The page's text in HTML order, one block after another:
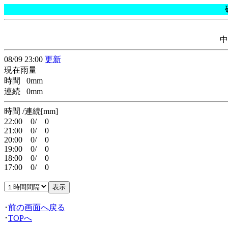
08/09 23:00 更新
現在雨量
時間 0mm
連続 0mm
時間 /連続[mm]
22:00 0/ 0
21:00 0/ 0
20:00 0/ 0
19:00 0/ 0
18:00 0/ 0
17:00 0/ 0
･前の画面へ戻る
･TOPへ